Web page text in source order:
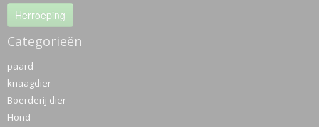
Herroeping
Categorieën
paard
knaagdier
Boerderij dier
Hond